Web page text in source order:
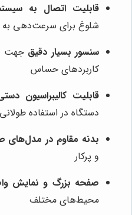
قابلیت اتصال به
شلوغ برای سرعت‌دهی به
سنسور بسیار دقیق جهت
کاربردهای حساس
قابلیت کالیبراسیون
دستگاه در استفاده طولانی
بدنه مقاوم در مدل‌های
و پرکار
صفحه بزرگ و نمایش
محیط‌های مختلف